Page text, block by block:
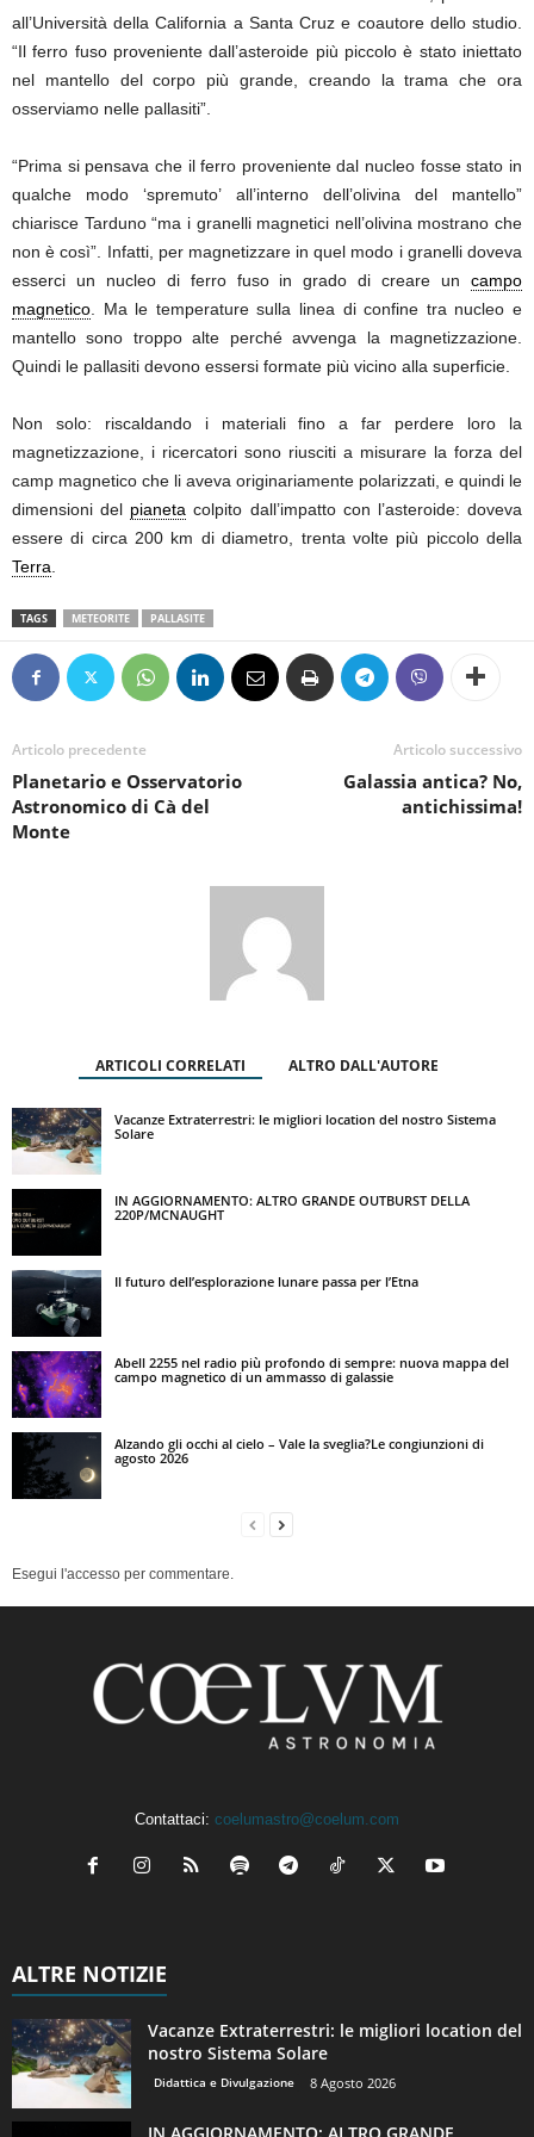
all’Università della California a Santa Cruz e coautore dello studio.
“Il ferro fuso proveniente dall’asteroide più piccolo è stato iniettato
nel mantello del corpo più grande, creando la trama che ora
osserviamo nelle pallasiti”.
“Prima si pensava che il ferro proveniente dal nucleo fosse stato in
qualche modo ‘spremuto’ all’interno dell’olivina del mantello”
chiarisce Tarduno “ma i granelli magnetici nell’olivina mostrano che
non è così”. Infatti, per magnetizzare in quel modo i granelli doveva
esserci un nucleo di ferro fuso in grado di creare un campo
magnetico. Ma le temperature sulla linea di confine tra nucleo e
mantello sono troppo alte perché avvenga la magnetizzazione.
Quindi le pallasiti devono essersi formate più vicino alla superficie.
Non solo: riscaldando i materiali fino a far perdere loro la
magnetizzazione, i ricercatori sono riusciti a misurare la forza del
camp magnetico che li aveva originariamente polarizzati, e quindi le
dimensioni del pianeta colpito dall’impatto con l’asteroide: doveva
essere di circa 200 km di diametro, trenta volte più piccolo della
Terra.
TAGS METEORITE PALLASITE
Articolo precedente
Planetario e Osservatorio
Astronomico di Cà del
Monte
Articolo successivo
Galassia antica? No,
antichissima!
ARTICOLI CORRELATI ALTRO DALL'AUTORE
Vacanze Extraterrestri: le migliori location del nostro Sistema
Solare
IN AGGIORNAMENTO: ALTRO GRANDE OUTBURST DELLA
220P/MCNAUGHT
Il futuro dell’esplorazione lunare passa per l’Etna
Abell 2255 nel radio più profondo di sempre: nuova mappa del
campo magnetico di un ammasso di galassie
Alzando gli occhi al cielo – Vale la sveglia?Le congiunzioni di
agosto 2026
Esegui l'accesso per commentare.
Contattaci: coelumastro@coelum.com
ALTRE NOTIZIE
Vacanze Extraterrestri: le migliori location del
nostro Sistema Solare
Didattica e Divulgazione 8 Agosto 2026